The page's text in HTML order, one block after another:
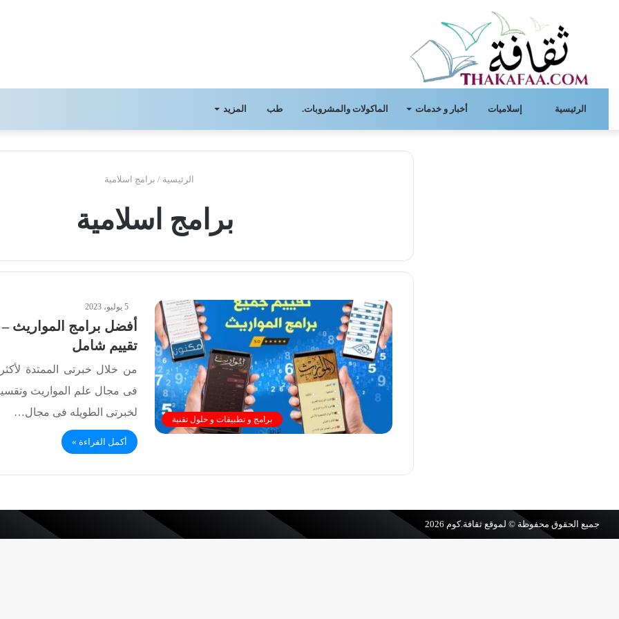
الرئيسية إسلاميات أخبار و خدمات الماكولات والمشروبات. طب المزيد
الرئيسية / برامج اسلامية
برامج اسلامية
برامج و تطبيقات و حلول تقنية
5 يوليو، 2023
أفضل برامج المواريث
تقييم شامل
من خلال خبرتى الممتدة
فى مجال علم المواريث
لخبرتى الطويله فى مجال…
أكمل القراءة »
جميع الحقوق محفوظة © لموقعثقافة.كوم